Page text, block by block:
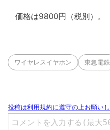
価格は9800円（税別）。
ワイヤレスイヤホン 東急電鉄